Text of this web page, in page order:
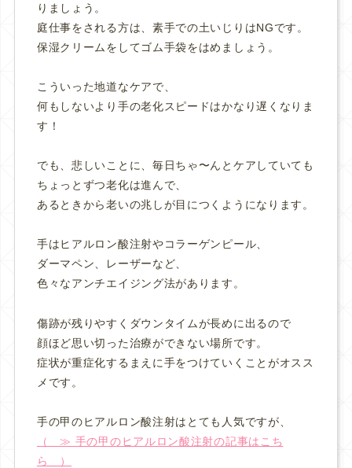
りましょう。
庭仕事をされる方は、素手での土いじりはNGです。
保湿クリームをしてゴム手袋をはめましょう。
こういった地道なケアで、
何もしないより手の老化スピードはかなり遅くなりま
す！
でも、悲しいことに、毎日ちゃ〜んとケアしていても
ちょっとずつ老化は進んで、
あるときから老いの兆しが目につくようになります。
手はヒアルロン酸注射やコラーゲンピール、
ダーマペン、レーザーなど、
色々なアンチエイジング法があります。
傷跡が残りやすくダウンタイムが長めに出るので
顔ほど思い切った治療ができない場所です。
症状が重症化するまえに手をつけていくことがオスス
メです。
手の甲のヒアルロン酸注射はとても人気ですが、
（ ≫ 手の甲のヒアルロン酸注射の記事はこち
ら ）